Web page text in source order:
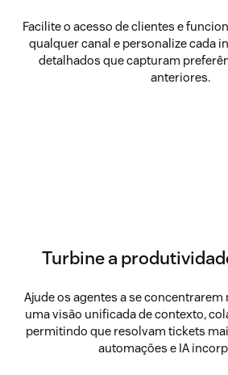
Facilite o acesso de clientes e
qualquer canal e personalize cada
detalhados que capturam
anteriores.
Turbine a
Ajude os agentes a se
uma visão unificada de contexto,
permitindo que resolvam tickets
automações e IA